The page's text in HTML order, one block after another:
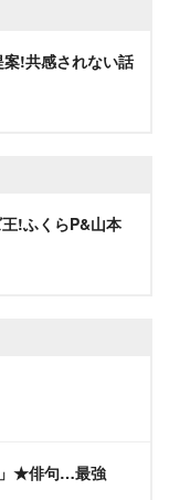
!共感されない話
!ふくらP&山本
」★俳句…最強